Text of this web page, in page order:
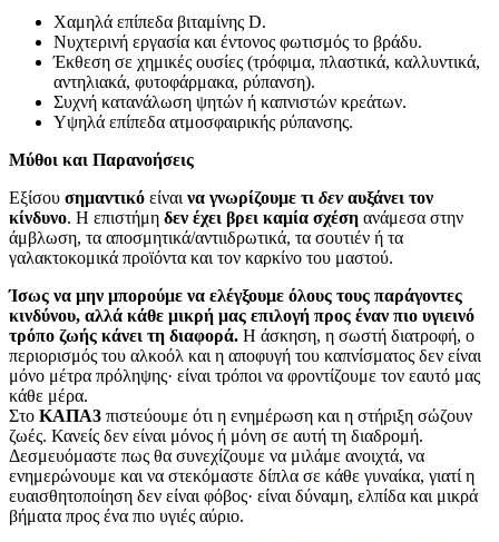
Χαμηλά επίπεδα βιταμίνης D.
Νυχτερινή εργασία και έντονος φωτισμός το βράδυ.
Έκθεση σε χημικές ουσίες (τρόφιμα, πλαστικά, καλλυντικά,
αντηλιακά, φυτοφάρμακα, ρύπανση).
Συχνή κατανάλωση ψητών ή καπνιστών κρεάτων.
Υψηλά επίπεδα ατμοσφαιρικής ρύπανσης.
Μύθοι και Παρανοήσεις
Εξίσου σημαντικό είναι να γνωρίζουμε τι δεναυξάνει τον
κίνδυνο. Η επιστήμη δεν έχει βρει καμία σχέση ανάμεσα στην
άμβλωση, τα αποσμητικά/αντιιδρωτικά, τα σουτιέν ή τα
γαλακτοκομικά προϊόντα και τον καρκίνο του μαστού.
Ίσως να μην μπορούμε να ελέγξουμε όλους τους παράγοντες
κινδύνου, αλλά κάθε μικρή μας επιλογή προς έναν πιο υγιεινό
τρόπο ζωής κάνει τη διαφορά. Η άσκηση, η σωστή διατροφή, ο
περιορισμός του αλκοόλ και η αποφυγή του καπνίσματος δεν είναι
μόνο μέτρα πρόληψης· είναι τρόποι να φροντίζουμε τον εαυτό μας
κάθε μέρα.
Στο ΚΑΠΑ3 πιστεύουμε ότι η ενημέρωση και η στήριξη σώζουν
ζωές. Κανείς δεν είναι μόνος ή μόνη σε αυτή τη διαδρομή.
Δεσμευόμαστε πως θα συνεχίζουμε να μιλάμε ανοιχτά, να
ενημερώνουμε και να στεκόμαστε δίπλα σε κάθε γυναίκα, γιατί η
ευαισθητοποίηση δεν είναι φόβος· είναι δύναμη, ελπίδα και μικρά
βήματα προς ένα πιο υγιές αύριο.